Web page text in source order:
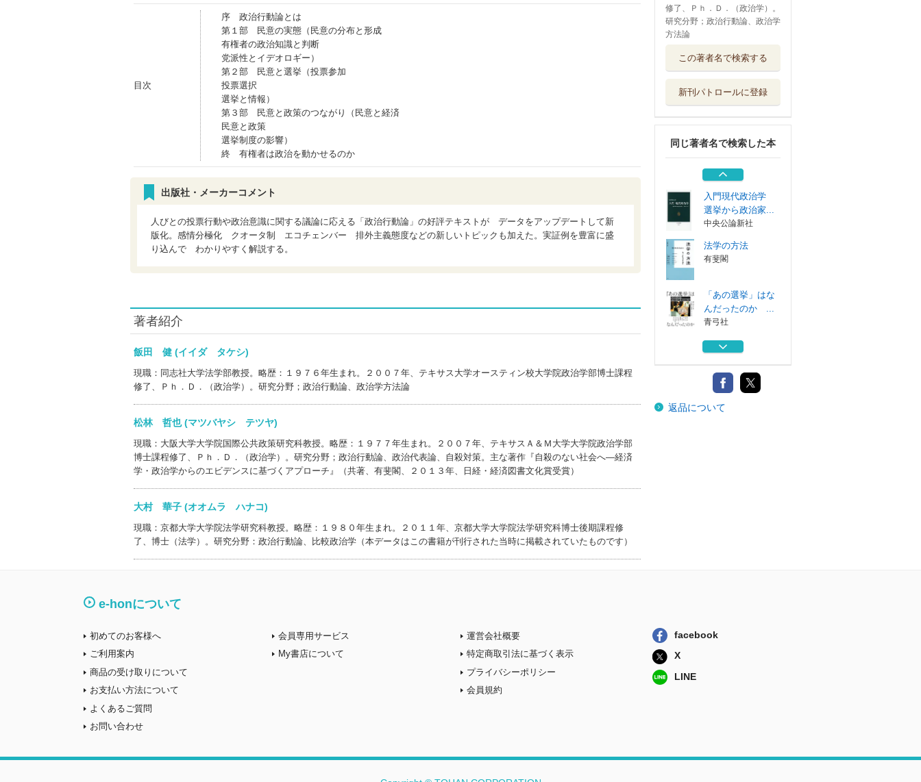
目次
序 政治行動論とは
第１部 民意の実態（民意の分布と形成
有権者の政治知識と判断
党派性とイデオロギー）
第２部 民意と選挙（投票参加
投票選択
選挙と情報）
第３部 民意と政策のつながり（民意と経済
民意と政策
選挙制度の影響）
終 有権者は政治を動かせるのか
出版社・メーカーコメント
人びとの投票行動や政治意識に関する議論に応える「政治行動論」の好評テキストが データをアップデートして新
版化。感情分極化 クオータ制 エコチェンバー 排外主義態度などの新しいトピックも加えた。実証例を豊富に盛
り込んで わかりやすく解説する。
著者紹介
飯田 健 (イイダ タケシ)
現職：同志社大学法学部教授。略歴：１９７６年生まれ。２００７年、テキサス大学オースティン校大学院政治学部博士課程
修了、Ｐｈ．Ｄ．（政治学）。研究分野；政治行動論、政治学方法論
松林 哲也 (マツバヤシ テツヤ)
現職：大阪大学大学院国際公共政策研究科教授。略歴：１９７７年生まれ。２００７年、テキサスＡ＆Ｍ大学大学院政治学部
博士課程修了、Ｐｈ．Ｄ．（政治学）。研究分野；政治行動論、政治代表論、自殺対策。主な著作『自殺のない社会へ―経済
学・政治学からのエビデンスに基づくアプローチ』（共著、有斐閣、２０１３年、日経・経済図書文化賞受賞）
大村 華子 (オオムラ ハナコ)
現職：京都大学大学院法学研究科教授。略歴：１９８０年生まれ。２０１１年、京都大学大学院法学研究科博士後期課程修
了、博士（法学）。研究分野：政治行動論、比較政治学（本データはこの書籍が刊行された当時に掲載されていたものです）
修了、Ｐｈ．Ｄ．（政治学）。
研究分野；政治行動論、政治学
方法論
この著者名で検索する
新刊パトロールに登録
同じ著者名で検索した本
んだったのか ...
まちづくりを仕事
学芸出版社
日本の経済投票
なぜ日本で政権...
有斐閣
入門現代政治学
選挙から政治家...
中央公論新社
法学の方法
有斐閣
「あの選挙」はな
んだったのか ...
青弓社
まちづくりを仕事
学芸出版社
日本の経済投票
なぜ日本で政権...
日本の経済投票
返品について
e-honについて
初めてのお客様へ
ご利用案内
商品の受け取りについて
お支払い方法について
よくあるご質問
お問い合わせ
会員専用サービス
My書店について
運営会社概要
特定商取引法に基づく表示
プライバシーポリシー
会員規約
facebook
X
LINE